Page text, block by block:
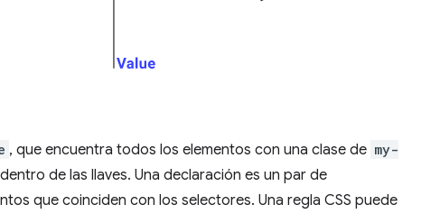
, que encuentra todos los elementos con una clase de my-
de las llaves. Una declaración es un par de
que coinciden con los selectores. Una regla CSS puede